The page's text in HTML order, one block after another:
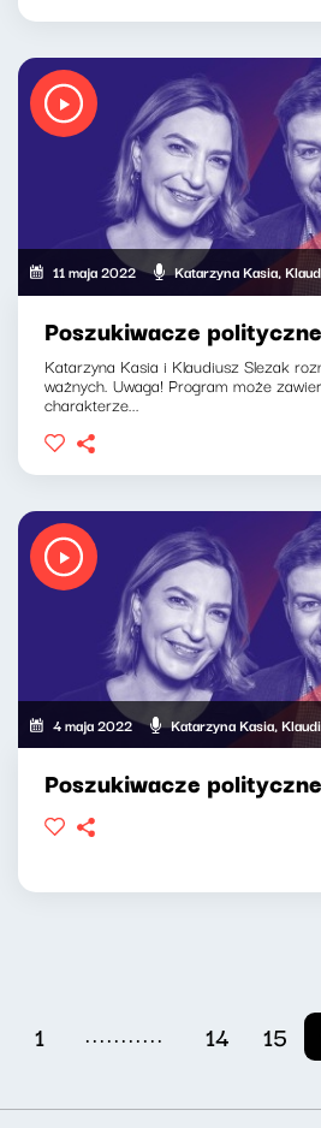
11 maja 2022 Katarzyna Kasia,
Poszukiwacze
Katarzyna Kasia i Klaudiusz Slezak
ważnych. Uwaga! Program może
charakterze...
4 maja 2022 Katarzyna Kasia,
Poszukiwacze
1 ........... 14 15